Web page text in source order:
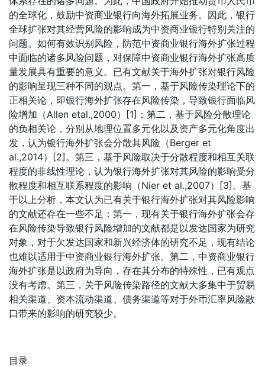
的全球化，鼓励中资商业银行向海外拓展业务。因此，银行
全球扩张对其经营风险的影响成为中资商业银行特别关注的
问题。如何有效识别风险，防范中资商业银行海外扩张过程
中面临的诸多风险问题，对保障中资商业银行海外扩张高质
量发展具有重要的意义。已有文献关于海外扩张对银行风险
的影响呈现三种不同的观点。第一，基于风险传染理论下的
正相关论，即银行海外扩张存在风险传染，导致银行面临风
险增加（Allen etal.,2000）[1]；第二，基于风险分散理论
的负相关论，分别从地理位置多元化以及资产多元化角度出
发，认为银行海外扩张会分散其风险（Berger et
al.,2014）[2]。第三，基于风险取决于分散程度和相互关联
程度的非线性理论，认为银行海外扩张对其风险的影响受分
散程度和相互联系程度的影响（Nier et al.,2007）[3]。基
于以上分析，本文认为已有关于银行海外扩张对其风险影响
的文献还存在一些不足：第一，现有关于银行海外扩张会存
在风险传染导致银行风险增加的文献都是以发达国家为研究
对象，对于欠发达国家和新兴经济体的研究不足，现有结论
也难以适用于中资商业银行海外扩张。第二，中资商业银行
海外扩张是以政府为导向，存在其分布的特殊性，已有观点
没有考虑。第三，关于风险传染路径的文献大多集中于贸易
相关渠道、资本流动渠道、债务渠道等对于外币汇率风险敞
口带来的影响的研究较少。
目录